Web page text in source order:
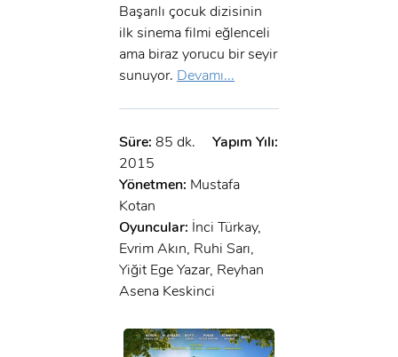
Başarılı çocuk dizisinin
ilk sinema filmi eğlenceli
ama biraz yorucu bir seyir
sunuyor. Devamı...
Süre: 85 dk.
Yapım Yılı:
2015
Yönetmen: Mustafa
Kotan
Oyuncular: İnci Türkay,
Evrim Akın, Ruhi Sarı,
Yiğit Ege Yazar, Reyhan
Asena Keskinci